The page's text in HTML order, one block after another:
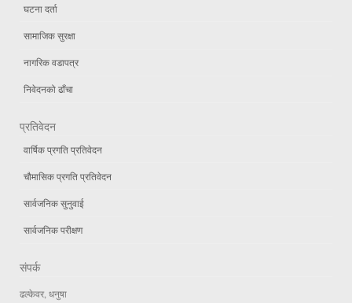
घटना दर्ता
सामाजिक सुरक्षा
नागरिक वडापत्र
निवेदनको ढाँचा
प्रतिवेदन
वार्षिक प्रगति प्रतिवेदन
चौमासिक प्रगति प्रतिवेदन
सार्वजनिक सुनुवाई
सार्वजनिक परीक्षण
संपर्क
ढल्केवर, धनुषा